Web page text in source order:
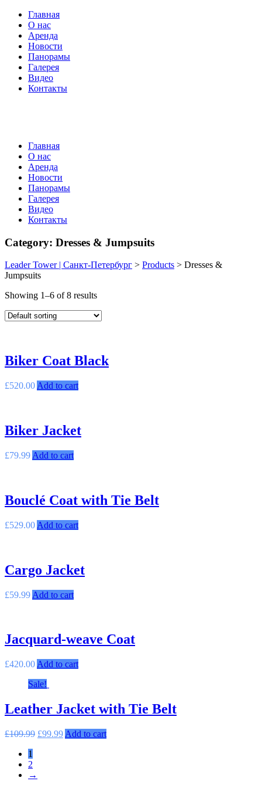
Главная
О нас
Аренда
Новости
Панорамы
Галерея
Видео
Контакты
Главная
О нас
Аренда
Новости
Панорамы
Галерея
Видео
Контакты
Category: Dresses & Jumpsuits
Leader Tower | Санкт-Петербург > Products > Dresses &
Jumpsuits
Showing 1–6 of 8 results
Biker Coat Black
£520.00 Add to cart
Biker Jacket
£79.99 Add to cart
Bouclé Coat with Tie Belt
£529.00 Add to cart
Cargo Jacket
£59.99 Add to cart
Jacquard-weave Coat
£420.00 Add to cart
Sale!
Leather Jacket with Tie Belt
£109.99 £99.99 Add to cart
1
2
→